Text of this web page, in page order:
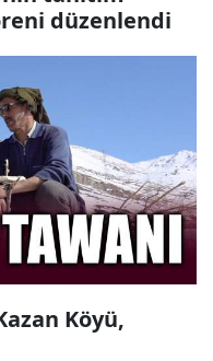
düzenlendi
Köyü,